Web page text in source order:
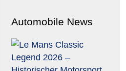
Automobile News